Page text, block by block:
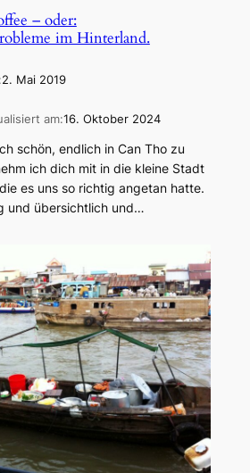
– oder:
im Hinterland.
2. Mai 2019
am:16. Oktober 2024
schön, endlich in Can Tho zu
ich dich mit in die kleine Stadt
es uns so richtig angetan hatte.
und übersichtlich und…